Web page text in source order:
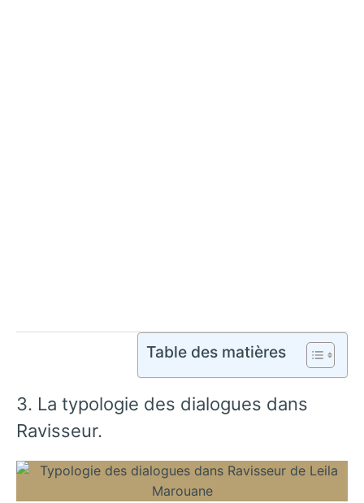
Table des matières
3. La typologie des dialogues dans
Ravisseur.